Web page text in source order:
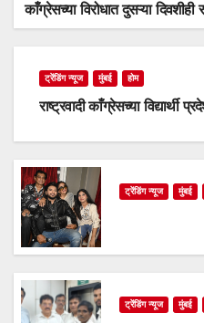
काँग्रेसच्या विरोधात दुसऱ्या
ट्रेंडिंग न्यूज मुंबई होम
राष्ट्रवादी काँग्रेसच्या विद्यार्थी
ट्रेंडिंग न्यूज मुंबई
ट्रेंडिंग न्यूज मुंबई